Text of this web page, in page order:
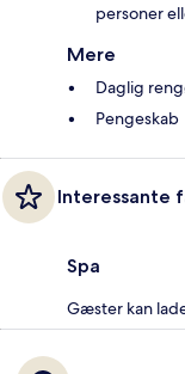
personer
Mere
Daglig
Pengeskab
Interessante
Spa
Gæster kan